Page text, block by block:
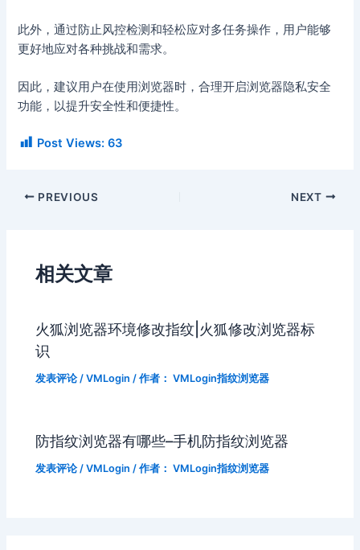
此外，通过防止风控检测和轻松应对多任务操作，用户能够
更好地应对各种挑战和需求。
因此，建议用户在使用浏览器时，合理开启浏览器隐私安全
功能，以提升安全性和便捷性。
Post Views: 63
PREVIOUS NEXT
相关文章
火狐浏览器环境修改指纹|火狐修改浏览器标
识
发表评论 /VMLogin / 作者： VMLogin指纹浏览器
防指纹浏览器有哪些–手机防指纹浏览器
发表评论 /VMLogin / 作者： VMLogin指纹浏览器